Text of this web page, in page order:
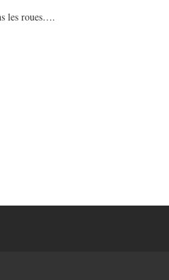
les roues….